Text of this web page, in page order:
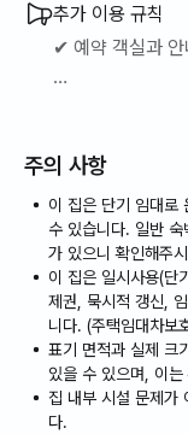
가장 적합한 선택이
에서 느껴보세요.
🏡 쾌적한 주거 환경
🏡 조용한 주택가에
을 느낄 수 있는 나
- 홀로서기전 나만의
- 조용한 작업이 가능
추가 이용 규칙
✔ 예약 객실과 안
🙏 조기입실 시
🙏 저희 건물은
(※ 투숙중인 객실
구(50만원)
및 강제퇴실
🙏 비품 및 모든
다. 체크인 시 제공
주의 사항
이 집은 단기 임대로
수 있습니다. 일반
가 있으니 확인해주
이 집은 일시사용(단
제권, 묵시적 갱신,
니다. (주택임대차보
표기 면적과 실제 크
있을 수 있으며, 이
집 내부 시설 문제가
다.